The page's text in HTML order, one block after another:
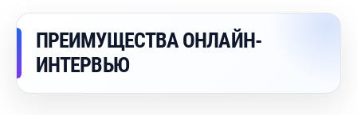
ПРЕИМУЩЕСТВА ОНЛАЙН-
ИНТЕРВЬЮ